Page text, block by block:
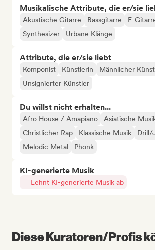
Musikalische Attribute, die er/sie
Akustische Gitarre Bassgitarre E-
Synthesizer
Urbane Klänge
Attribute, die er/sie liebt
Komponist Künstlerin
Männlicher
Unsignierter Künstler
Du willst nicht erhalten...
Afro House / Amapiano
Asiatische
Christlicher Rap
Klassische Musik
Drill/
Melodic Metal
Phonk
KI-generierte Musik
Lehnt KI-generierte Musik ab
Diese Kuratoren/Profis